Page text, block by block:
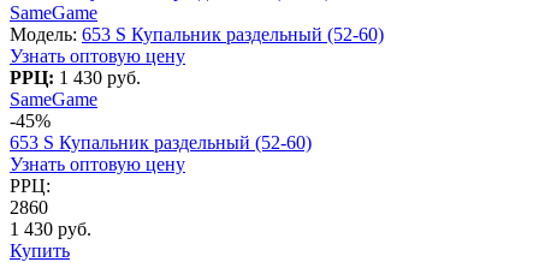
SameGame
Модель: 653 S Купальник раздельный (52-60)
Узнать оптовую цену
РРЦ: 1 430 руб.
SameGame
-45%
653 S Купальник раздельный (52-60)
Узнать оптовую цену
РРЦ:
2860
1 430 руб.
Купить